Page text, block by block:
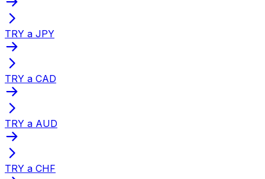
TRY a JPY
TRY a CAD
TRY a AUD
TRY a CHF